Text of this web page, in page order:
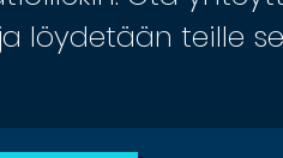
löydetään teille